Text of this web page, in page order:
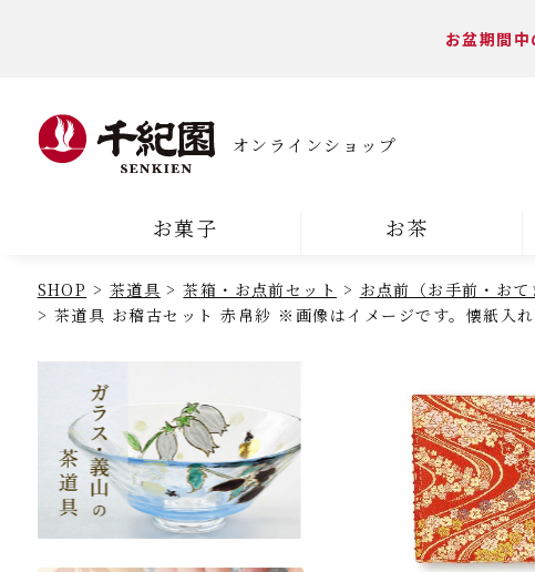
お盆期間中
オンラインショップ
お菓子 お茶
SHOP 茶道具 茶箱・お点前セット
お点前（お手前・おて
茶道具 お稽古セット 赤帛紗 ※画像はイメージです。懐紙入